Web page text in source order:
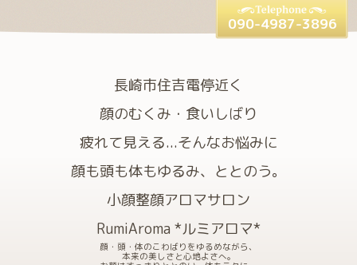
長崎市住吉電停近く
顔のむくみ・食いしばり
疲れて見える...そんなお悩みに
顔も頭も体もゆるみ、ととのう。
小顔整顔アロマサロン
RumiAroma *ルミアロマ*
顔・頭・体のこわばりをゆるめながら、
本来の美しさと心地よさへ。
090-4987-3896